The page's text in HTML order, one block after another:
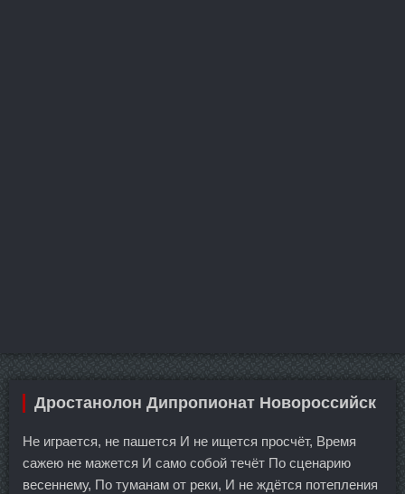
Дростанолон Дипропионат Новороссийск
Не играется, не пашется И не ищется просчёт, Время
сажею не мажется И само собой течёт По сценарию
весеннему, По туманам от реки, И не ждётся потепления